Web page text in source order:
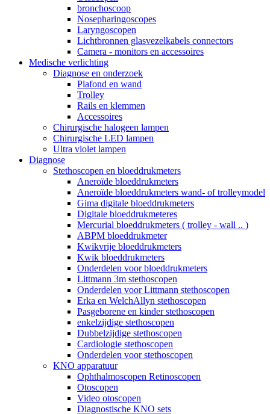
bronchoscoop
Nosepharingoscopes
Laryngoscopen
Lichtbronnen glasvezelkabels connectors
Camera - monitors en accessoires
Medische verlichting
Diagnose en onderzoek
Plafond en wand
Trolley
Rails en klemmen
Accessoires
Chirurgische halogeen lampen
Chirurgische LED lampen
Ultra violet lampen
Diagnose
Stethoscopen en bloeddrukmeters
Aneroïde bloeddrukmeters
Aneroïde bloeddrukmeters wand- of trolleymodel
Gima digitale bloeddrukmeters
Digitale bloeddrukmeteres
Mercurial bloeddrukmeters ( trolley - wall .. )
ABPM bloeddrukmeter
Kwikvrije bloeddrukmeters
Kwik bloeddrukmeters
Onderdelen voor bloeddrukmeters
Littmann 3m stethoscopen
Onderdelen voor Littmann stethoscopen
Erka en WelchAllyn stethoscopen
Pasgeborene en kinder stethoscopen
enkelzijdige stethoscopen
Dubbelzijdige stethoscopen
Cardiologie stethoscopen
Onderdelen voor stethoscopen
KNO apparatuur
Ophthalmoscopen Retinoscopen
Otoscopen
Video otoscopen
Diagnostische KNO sets